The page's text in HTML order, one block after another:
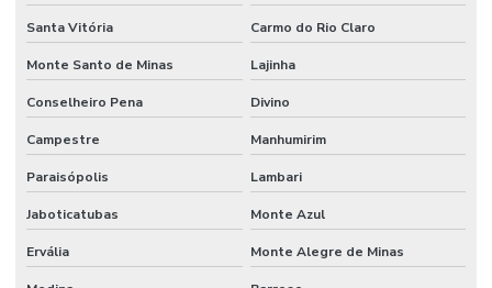
Santa Vitória Carmo do Rio Claro
Monte Santo de Minas Lajinha
Conselheiro Pena Divino
Campestre Manhumirim
Paraisópolis Lambari
Jaboticatubas Monte Azul
Ervália Monte Alegre de Minas